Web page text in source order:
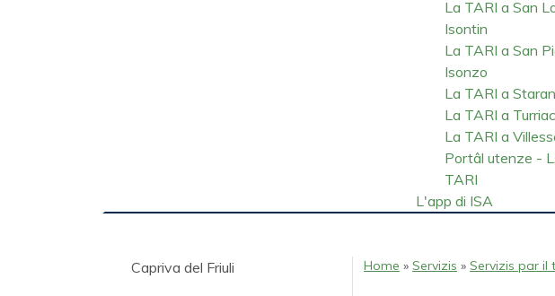
La TARI a San
Isontin
La TARI a San
Isonzo
La TARI a
La TARI a Turriac
La TARI a
Portâl utenze -
TARI
L'app di ISA
Capriva del Friuli Home » Servizis » Servizis par il